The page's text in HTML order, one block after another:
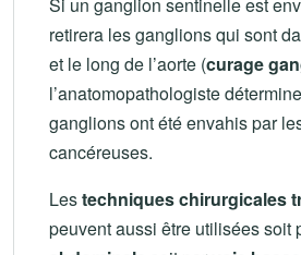
retirera les ganglions qui sont
et le long de l’aorte (curage
l’anatomopathologiste
ganglions ont été envahis par
cancéreuses.
Lestechniques chirurgicales
peuvent aussi être utilisées soit